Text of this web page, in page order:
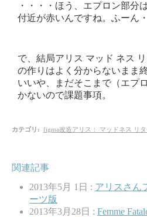
・・・・ほう、エプロン部分
付近が赤いんですね。ふーん
で、結局アリス マッド ネス
の作りはよく分からないまま終
いいや、まだそこまで（エプ
かないので課題事項。
カテゴリ : figma改造アリス： マッドネス リ
関連記事
2013年5月 1日 : アリスさん
ーツ版
2013年3月28日 : Femme